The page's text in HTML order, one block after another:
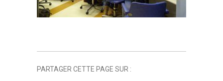
PARTAGER CETTE PAGE SUR :